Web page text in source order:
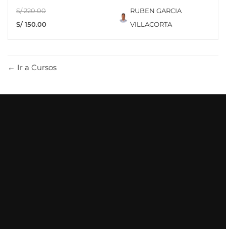
S/ 220.00
S/ 150.00
RUBEN GARCIA
VILLACORTA
Ir a Cursos